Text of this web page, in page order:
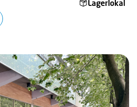
Lagerlokal